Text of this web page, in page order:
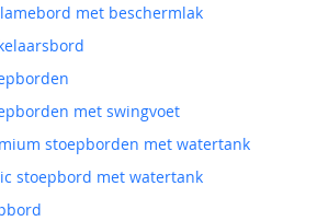
met beschermlak
met swingvoet
stoepborden met watertank
stoepbord met watertank